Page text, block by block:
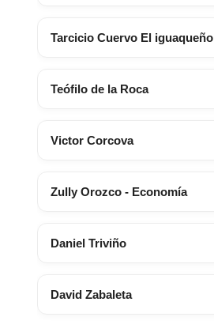
Tarcicio Cuervo El iguaqueño
Teófilo de la Roca
Victor Corcova
Zully Orozco - Economía
Daniel Triviño
David Zabaleta